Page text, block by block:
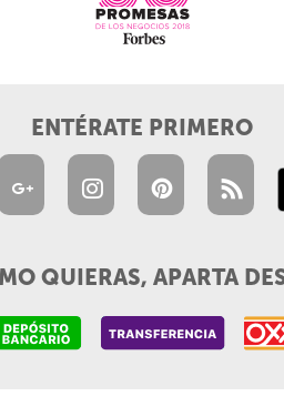
ENTÉRATE PRIMERO
QUIERAS, APARTA